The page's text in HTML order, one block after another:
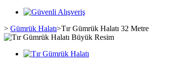
> Gümrük Halatı>Tır Gümrük Halatı 32 Metre
Büyük Resim